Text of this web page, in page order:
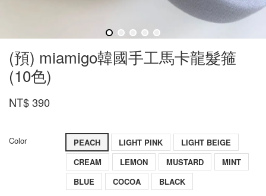
(預) miamigo韓國手工馬卡龍髮箍
(10色)
NT$ 390
Color PEACH LIGHT PINK
LIGHT BEIGE
CREAM
LEMON MUSTARD
MINT
BLUE
COCOA BLACK